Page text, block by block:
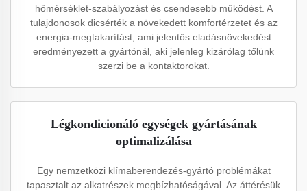
hőmérséklet-szabályozást és csendesebb működést. A
tulajdonosok dicsérték a növekedett komfortérzetet és az
energia-megtakarítást, ami jelentős eladásnövekedést
eredményezett a gyártónál, aki jelenleg kizárólag tőlünk
szerzi be a kontaktorokat.
Légkondicionáló egységek gyártásának
optimalizálása
Egy nemzetközi klímaberendezés-gyártó problémákat
tapasztalt az alkatrészek megbízhatóságával. Az áttérésük